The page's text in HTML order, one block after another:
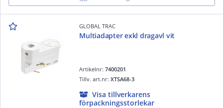
GLOBAL TRAC
Multiadapter exkl dragavl vit
Artikelnr:7400201
Tillv. art.nr:XTSA68-3
Visa tillverkarens
förpackningsstorlekar